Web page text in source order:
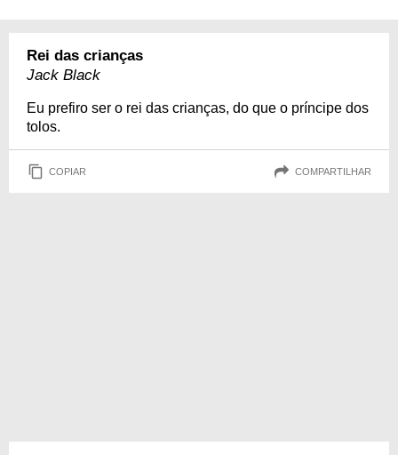
Rei das crianças
Jack Black
Eu prefiro ser o rei das crianças, do que o príncipe dos
tolos.
COPIAR COMPARTILHAR